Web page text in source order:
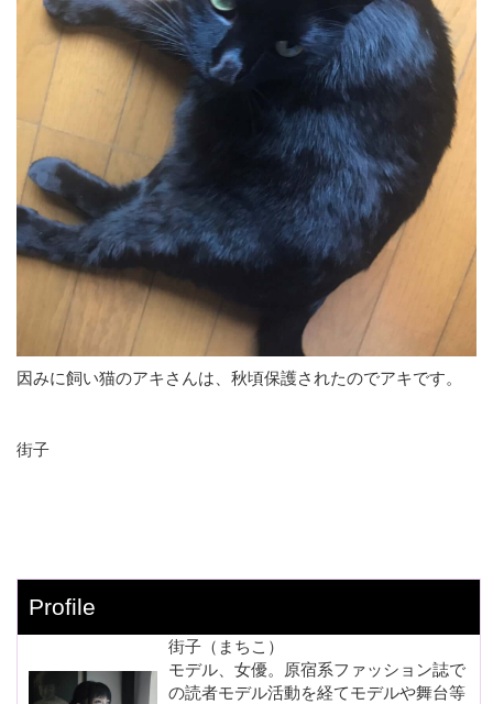
因みに飼い猫のアキさんは、秋頃保護されたのでアキです。
街子
Profile
街子（まちこ）
モデル、女優。原宿系ファッション誌で
の読者モデル活動を経てモデルや舞台等